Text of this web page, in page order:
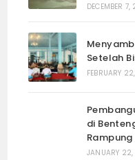
DECEMBER
Setelah
FEBRUARY
di
JANUARY